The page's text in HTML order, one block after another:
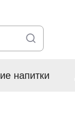
напитки